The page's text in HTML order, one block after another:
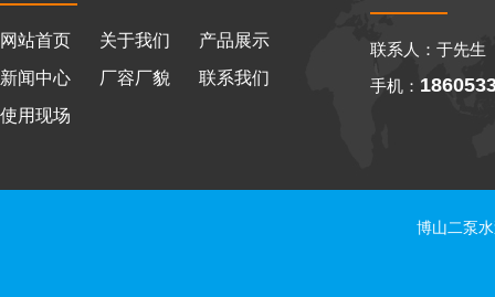
网站首页 关于我们
产品展示
新闻中心
厂容厂貌
联系我们
使用现场
联系人：于先生
手机：
博山二泵